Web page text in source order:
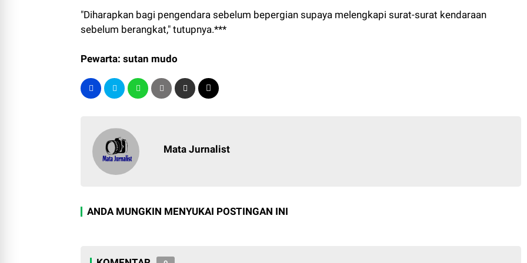
"Diharapkan bagi pengendara sebelum bepergian supaya melengkapi surat-surat kendaraan
sebelum berangkat," tutupnya.***
Pewarta: sutan mudo
Mata Jurnalist
ANDA MUNGKIN MENYUKAI POSTINGAN INI